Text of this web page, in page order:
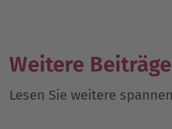
Weitere Beiträge
Lesen Sie weitere